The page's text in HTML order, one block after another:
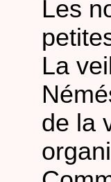
Les
La
de la